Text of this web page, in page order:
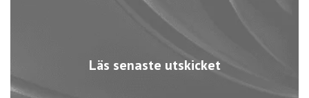
Läs senaste utskicket